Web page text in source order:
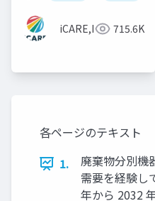
iCARE,Inc 715.6K
各ページのテキスト
1.
廃棄物分別機
需要を経験し
年から 2032